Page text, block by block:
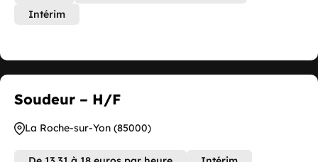
Intérim
Soudeur – H/F
La Roche-sur-Yon (85000)